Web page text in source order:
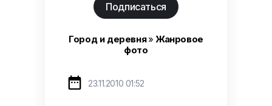
Подписаться
Город и деревня»Жанровое
фото
 23.11.2010 01:52